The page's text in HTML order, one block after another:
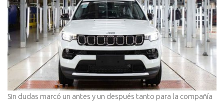
Sin dudas marcó un antes y un después tanto para la compañía